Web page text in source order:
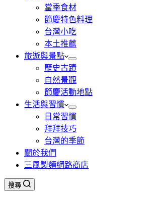
當季食材
節慶特色料理
台灣小吃
本土推薦
旅遊與景點
歷史古蹟
自然景觀
節慶活動地點
生活與習慣
日常習慣
拜拜技巧
台灣的季節
關於我們
三風製麵網路商店
搜尋